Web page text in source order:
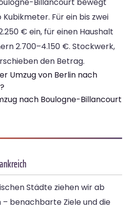
Billancourt bewegt
Für ein bis zwei
€ ein, für einen Haushalt
2.700–4.150 €. Stockwerk,
den Betrag.
Umzug von Berlin nach
nach Boulogne-Billancourt
Städte ziehen wir ab
benachbarte Ziele und die